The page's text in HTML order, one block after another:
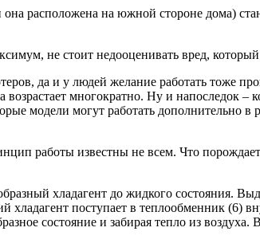
расположена на южной стороне дома)
не стоит недооценивать вред,
да и у людей желание работать тоже
многократно. Ну и напоследок –
модели могут работать дополнительно
работы известны не всем. Что
хладагент до жидкого состояния.
поступает в теплообменник (6)
состояние и забирая тепло из